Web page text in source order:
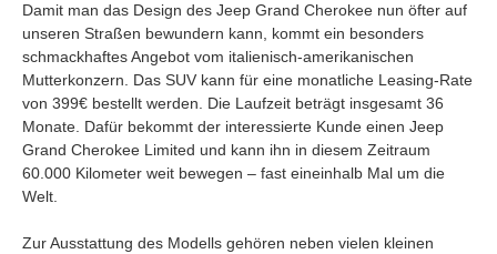
Damit man das Design des Jeep Grand Cherokee nun öfter auf
unseren Straßen bewundern kann, kommt ein besonders
schmackhaftes Angebot vom italienisch-amerikanischen
Mutterkonzern. Das SUV kann für eine monatliche Leasing-Rate
von 399€ bestellt werden. Die Laufzeit beträgt insgesamt 36
Monate. Dafür bekommt der interessierte Kunde einen Jeep
Grand Cherokee Limited und kann ihn in diesem Zeitraum
60.000 Kilometer weit bewegen – fast eineinhalb Mal um die
Welt.
Zur Ausstattung des Modells gehören neben vielen kleinen